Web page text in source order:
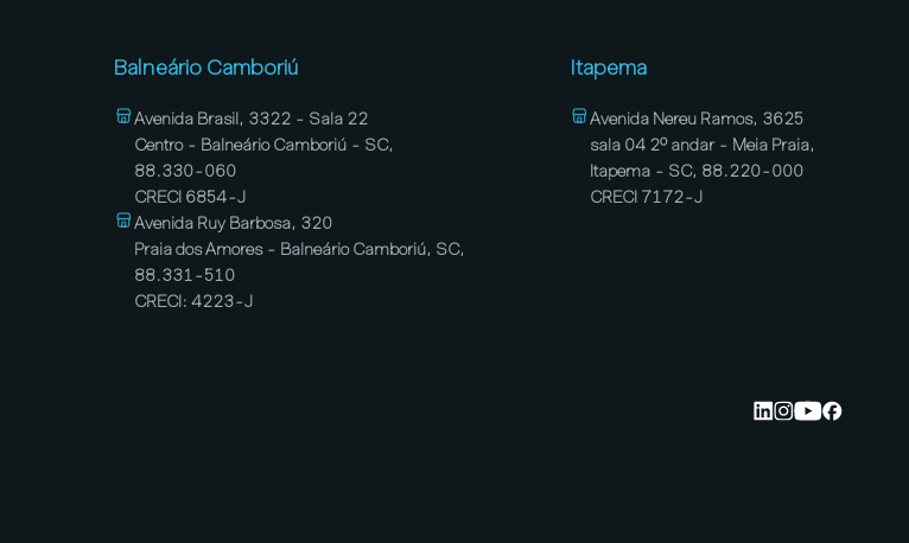
Balneário Camboriú
Avenida Brasil, 3322 - Sala 22
Centro - Balneário Camboriú - SC,
88.330-060
CRECI 6854-J
Avenida Ruy Barbosa, 320
Praia dos Amores - Balneário Camboriú, SC,
88.331-510
CRECI: 4223-J
Itapema
Avenida Nereu Ramos, 3625
sala 04 2º andar - Meia Praia,
Itapema - SC, 88.220-000
CRECI 7172-J